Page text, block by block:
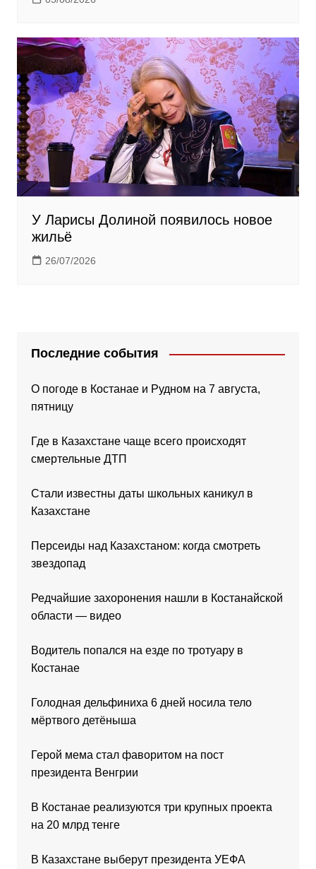
У Ларисы Долиной появилось новое
жильё
26/07/2026
Последние события
О погоде в Костанае и Рудном на 7 августа,
пятницу
Где в Казахстане чаще всего происходят
смертельные ДТП
Стали известны даты школьных каникул в
Казахстане
Персеиды над Казахстаном: когда смотреть
звездопад
Редчайшие захоронения нашли в Костанайской
области — видео
Водитель попался на езде по тротуару в
Костанае
Голодная дельфиниха 6 дней носила тело
мёртвого детёныша
Герой мема стал фаворитом на пост
президента Венгрии
В Костанае реализуются три крупных проекта
на 20 млрд тенге
В Казахстане выберут президента УЕФА